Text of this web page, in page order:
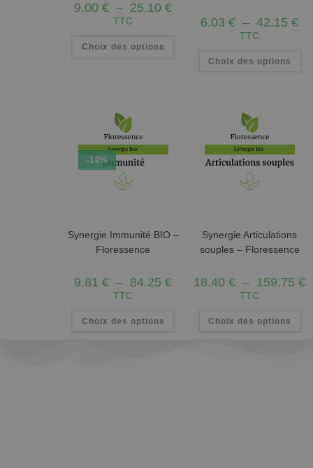
9.00€ – 25.10€
TTC
Choix des options
6.03€ – 42.15€
TTC
Choix des options
-10%
Synergie Immunité BIO –
Floressence
9.81€ – 84.25€
TTC
Choix des options
Synergie Articulations
souples – Floressence
18.40€ – 159.75€
TTC
Choix des options